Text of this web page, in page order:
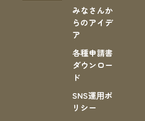
みなさんか
らのアイデ
ア
各種申請書
ダウンロー
ド
SNS運⽤ポ
リシー